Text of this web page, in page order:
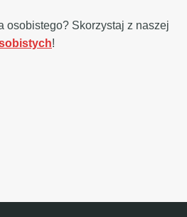
osobistego? Skorzystaj z naszej
!